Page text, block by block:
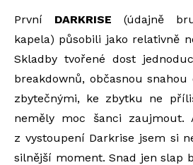
První DARKRISE (údajně
kapela) působili jako relativně
Skladby tvořené dost
breakdownů, občasnou
zbytečnými, ke zbytku ne
neměly moc šanci zaujmout.
z vystoupení Darkrise jsem si
silnější moment. Snad jen slap